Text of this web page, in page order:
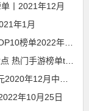
丨2021年12月
年1月
28日ps4游戏销量排行
门手游榜单top10
游戏销量排行榜一览
年10月25日